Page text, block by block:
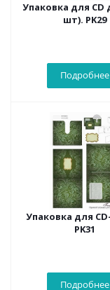
Упаковка для CD
шт). PK29
Подробнее
Упаковка для
PK31
Подробнее